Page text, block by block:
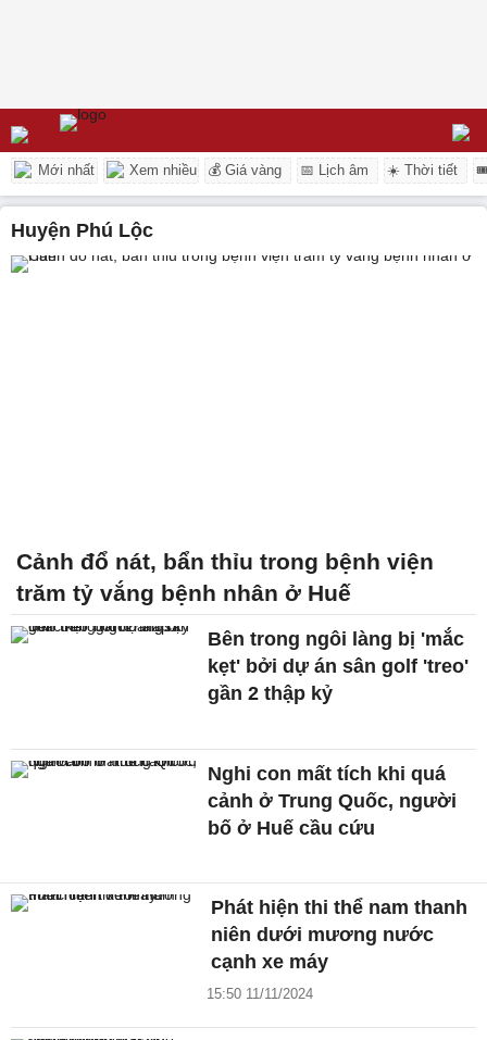
Mới nhất Xem nhiều 💰 Giá vàng 📅 Lịch âm ☀️ Thời tiết
huyện Phú Lộc
Cảnh đổ nát, bẩn thỉu trong bệnh viện
trăm tỷ vắng bệnh nhân ở Huế
Bên trong ngôi làng bị 'mắc
kẹt' bởi dự án sân golf 'treo'
gần 2 thập kỷ
Nghi con mất tích khi quá
cảnh ở Trung Quốc, người
bố ở Huế cầu cứu
Phát hiện thi thể nam thanh
niên dưới mương nước
cạnh xe máy
15:50 11/11/2024